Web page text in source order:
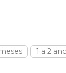
1 a 2